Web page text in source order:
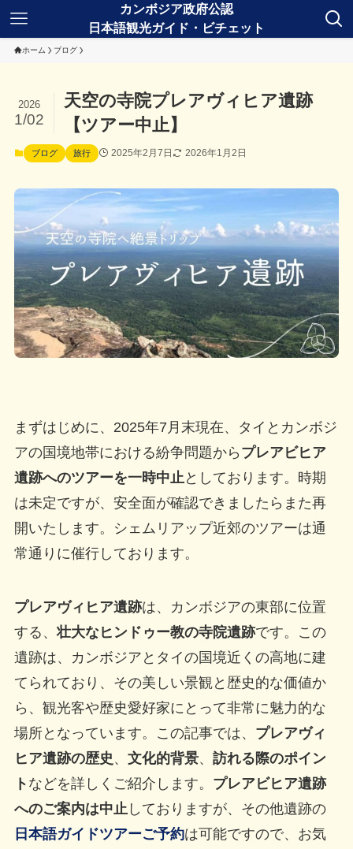
ホーム ブログ
天空の寺院プレアヴィヒア遺跡
【ツアー中止】
2026
1/02
ブログ 旅行 2025年2月7日 2026年1月2日
まずはじめに、2025年7月末現在、タイとカンボジ
アの国境地帯における紛争問題から プレアビヒア
遺跡へのツアーを一時中止 としております。時期
は未定ですが、安全面が確認できましたらまた再
開いたします。シェムリアップ近郊のツアーは通
常通りに催行しております。
プレアヴィヒア遺跡は、カンボジアの東部に位置
する、壮大なヒンドゥー教の寺院遺跡です。この
遺跡は、カンボジアとタイの国境近くの高地に建
てられており、その美しい景観と歴史的な価値か
ら、観光客や歴史愛好家にとって非常に魅力的な
場所となっています。この記事では、 プレアヴィ
ヒア遺跡の歴史 、 文化的背景、 訪れる際のポイン
ト などを詳しくご紹介します。 プレアビヒア遺跡
へのご案内は中止 しておりますが、その他遺跡の
日本語ガイドツアーご予約は可能ですので、お気